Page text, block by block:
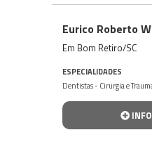
Eurico Roberto
Em Bom Retiro/SC
ESPECIALIDADES
Dentistas - Cirurgia e